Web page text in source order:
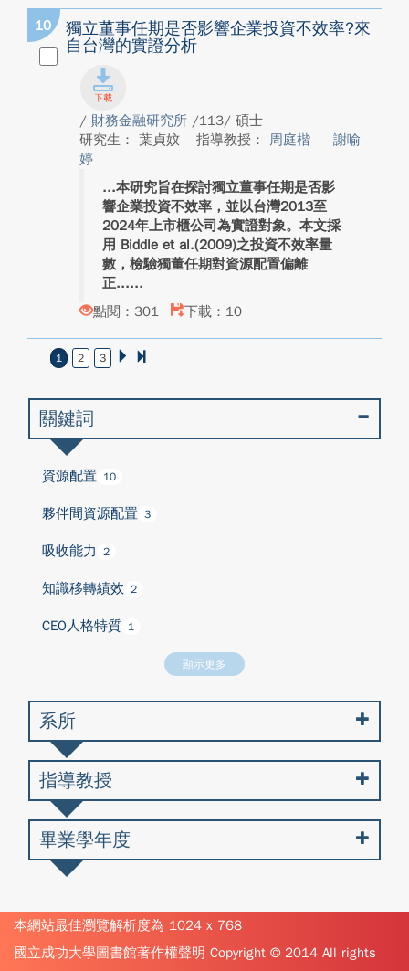
10
獨立董事任期是否影響企業投資不效率?來
自台灣的實證分析
/ 財務金融研究所 /113/ 碩士
研究生： 葉貞妏
指導教授： 周庭楷
謝喻
婷
本研究旨在探討獨立董事任期是否影
響企業投資不效率，並以台灣2013至
2024年上市櫃公司為實證對象。本文採
用 Biddle et al.(2009)之投資不效率量
數，檢驗獨董任期對資源配置偏離
正...
點閱：301
下載：10
1 2 3
關鍵詞
資源配置 10
夥伴間資源配置 3
吸收能力 2
知識移轉績效 2
CEO人格特質 1
顯示更多
系所
指導教授
畢業學年度
本網站最佳瀏覽解析度為 1024 x 768
國立成功大學圖書館著作權聲明 Copyright © 2014 All rights